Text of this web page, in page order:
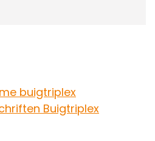
buigtriplex
Buigtriplex